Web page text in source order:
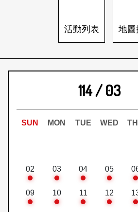
活動列表 地圖
114 / 03
SUN MON TUE WED
02 03 04 05
09 10 11 12